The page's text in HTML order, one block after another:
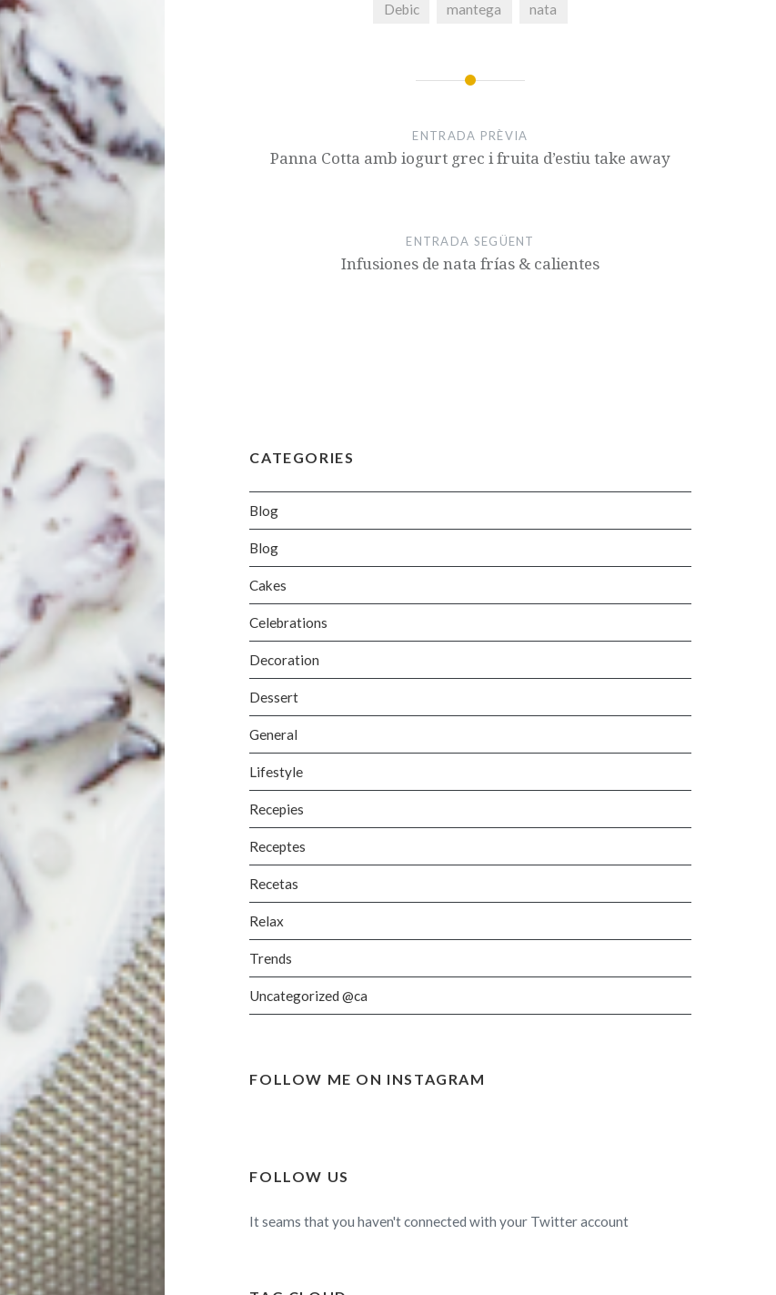
Debic mantega nata
d'entrades
ENTRADA PRÈVIA
Panna Cotta amb iogurt grec i fruita d’estiu take away
ENTRADA SEGÜENT
Infusiones de nata frías & calientes
CATEGORIES
Blog
Blog
Cakes
Celebrations
Decoration
Dessert
General
Lifestyle
Recepies
Receptes
Recetas
Relax
Trends
Uncategorized @ca
FOLLOW ME ON INSTAGRAM
FOLLOW US
It seams that you haven't connected with your Twitter account